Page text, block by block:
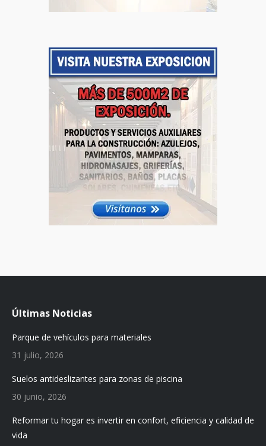
Últimas Noticias
Parque de vehículos para materiales
31 julio, 2026
Suelos antideslizantes para zonas de piscina
30 junio, 2026
Reformar tu hogar es invertir en confort, eficiencia y calidad de
vida